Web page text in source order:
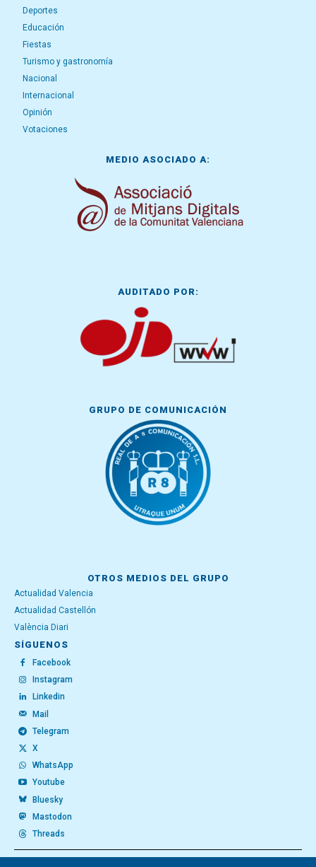
Deportes
Educación
Fiestas
Turismo y gastronomía
Nacional
Internacional
Opinión
Votaciones
MEDIO ASOCIADO A:
AUDITADO POR:
GRUPO DE COMUNICACIÓN
OTROS MEDIOS DEL GRUPO
Actualidad Valencia
Actualidad Castellón
València Diari
SÍGUENOS
Facebook
Instagram
Linkedin
Mail
Telegram
X
WhatsApp
Youtube
Bluesky
Mastodon
Threads